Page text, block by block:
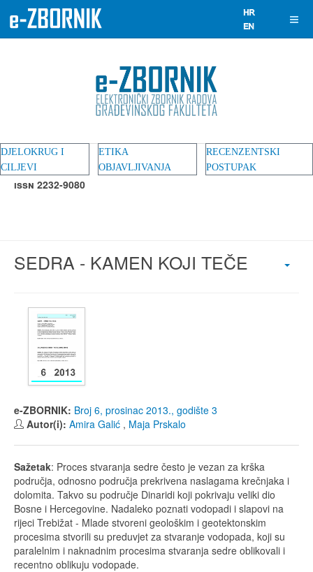
DJELOKRUG I
CILJEVI
ETIKA
OBJAVLJIVANJA
RECENZENTSKI
POSTUPAK
ISSN 2232-9080
SEDRA - KAMEN KOJI TEČE
e-ZBORNIK: Broj 6, prosinac 2013., godište 3
Autor(i): Amira Galić , Maja Prskalo
Sažetak: Proces stvaranja sedre često je vezan za krška
područja, odnosno područja prekrivena naslagama krečnjaka i
dolomita. Takvo su područje Dinaridi koji pokrivaju veliki dio
Bosne i Hercegovine. Nadaleko poznati vodopadi i slapovi na
rijeci Trebižat - Mlade stvoreni geološkim i geotektonskim
procesima stvorili su preduvjet za stvaranje vodopada, koji su
paralelnim i naknadnim procesima stvaranja sedre oblikovali i
recentno oblikuju vodopade.